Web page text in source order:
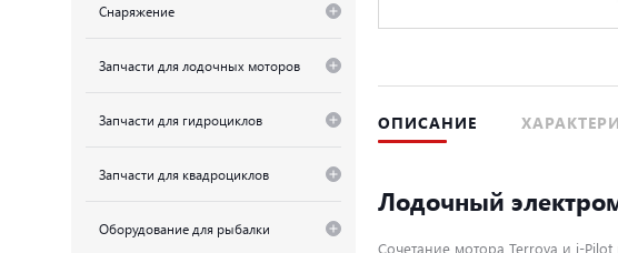
Снаряжение
Запчасти для лодочных моторов
Запчасти для гидроциклов
Запчасти для квадроциклов
Оборудование для рыбалки
ОПИСАНИЕ
Лодочный
Сочетание мотора Terrova и i-Pilot